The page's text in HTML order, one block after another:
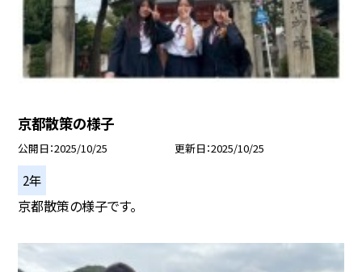
京都散策の様子
公開日 2025/10/25 更新日 2025/10/25
2年
京都散策の様子です。